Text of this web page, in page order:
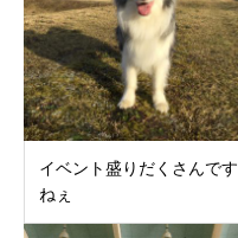
イベント盛りだくさんです
ねぇ